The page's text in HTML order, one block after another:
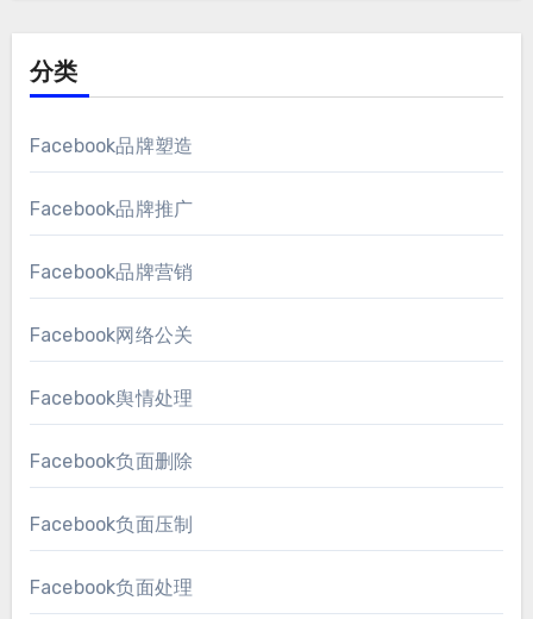
分类
Facebook品牌塑造
Facebook品牌推广
Facebook品牌营销
Facebook网络公关
Facebook舆情处理
Facebook负面删除
Facebook负面压制
Facebook负面处理